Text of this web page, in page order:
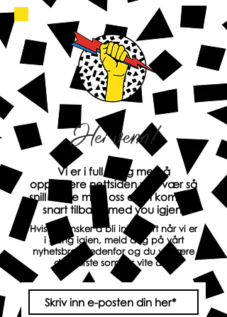
Hei venn!
Vi er i full gang med å
oppdatere nettsiden vår, vær så
snill å tåle med oss og vi kommer
snart tilbake med you igjen.
Hvis du ønsker å bli informert når vi er
i gang igjen, meld deg på vårt
nyhetsbrev nedenfor og du vil være
den første som får vite det!